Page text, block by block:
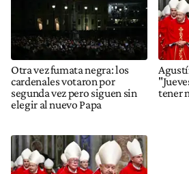
Otra vez fumata negra: los
cardenales votaron por
segunda vez pero siguen sin
elegir al nuevo Papa
tener